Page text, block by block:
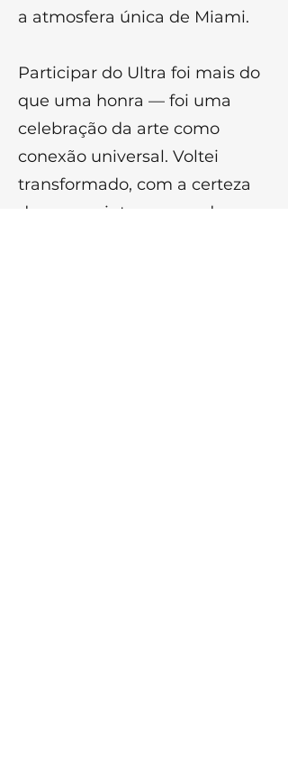
a atmosfera única de Miami.
Participar do Ultra foi mais do
que uma honra — foi uma
celebração da arte como
conexão universal. Voltei
transformado, com a certeza
de que a pintura, quando